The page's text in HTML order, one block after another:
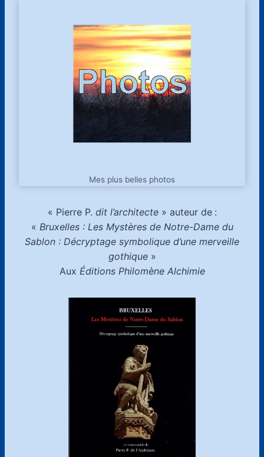
Mes plus belles photos
« Pierre P. dit l’architecte» auteur de :
« Bruxelles : Les Mystères de Notre-Dame du
Sablon : Décryptage symbolique d’une merveille
gothique»
Aux Éditions Philomène Alchimie